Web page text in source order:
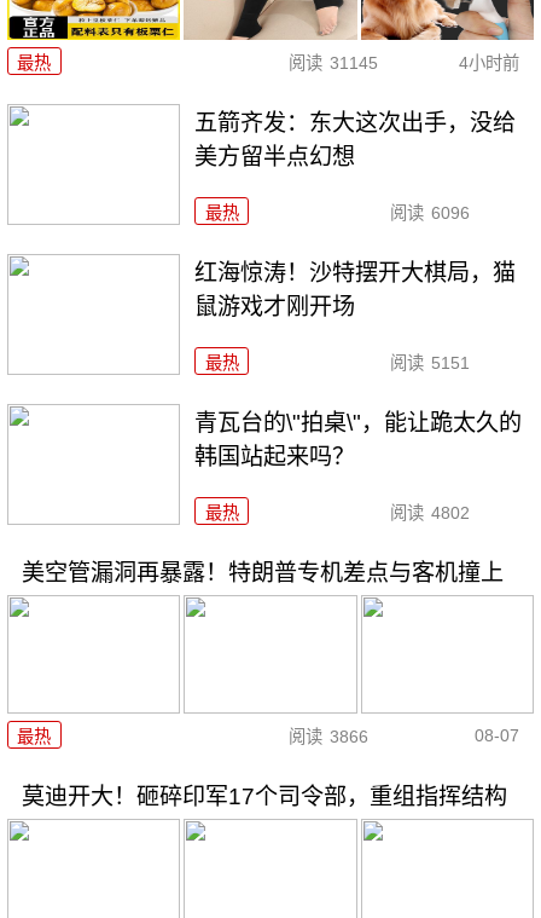
最热 阅读 31145 4小时前
五箭齐发：东大这次出手，没给
美方留半点幻想
最热 阅读 6096
红海惊涛！沙特摆开大棋局，猫
鼠游戏才刚开场
最热 阅读 5151
青瓦台的\"拍桌\"，能让跪太久的
韩国站起来吗？
最热 阅读 4802
美空管漏洞再暴露！特朗普专机差点与客机撞上
最热 阅读 3866 08-07
莫迪开大！砸碎印军17个司令部，重组指挥结构